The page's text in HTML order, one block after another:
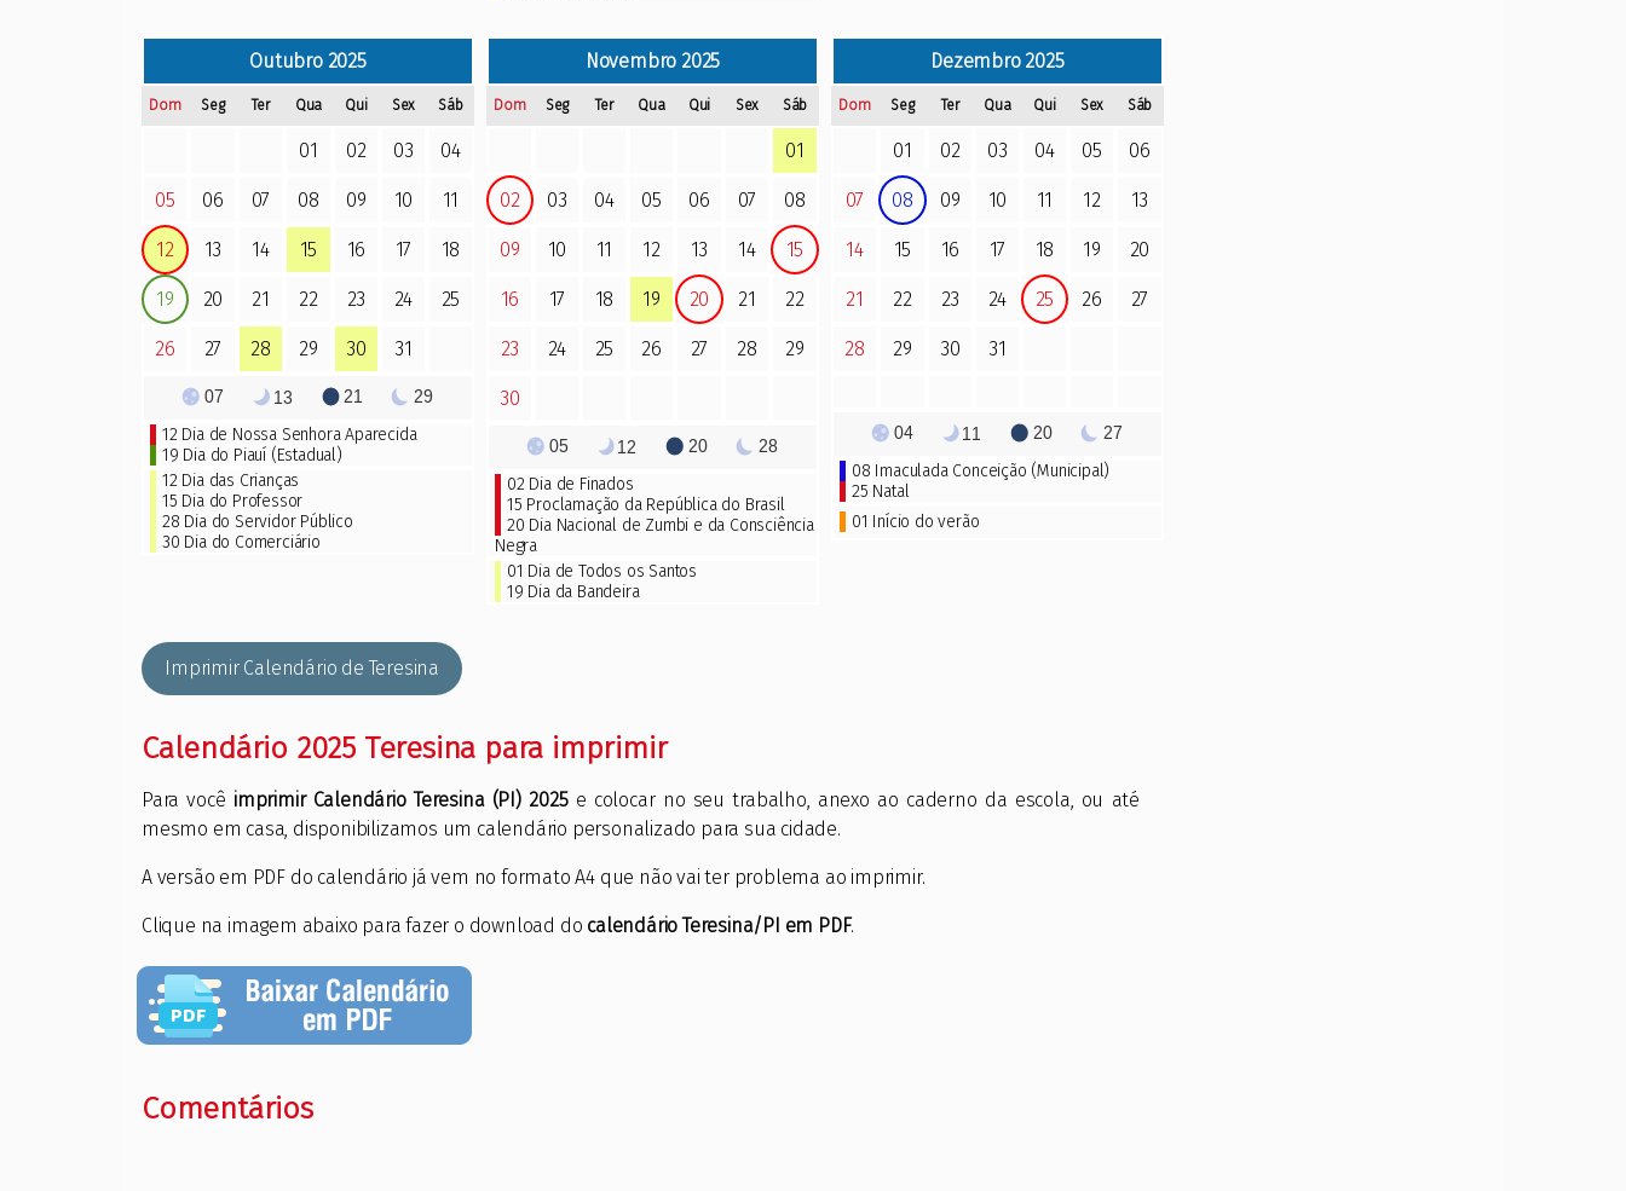
Outubro2025
Dom Seg Ter Qua Qui Sex Sáb
01 02 03 04
05 06 07 08 09 10 11
12 13 14 15 16 17 18
19 20 21 22 23 24 25
26 27 28 29 30 31
07 13 21 29
12 Dia de Nossa Senhora Aparecida
19 Dia do Piauí (Estadual)
12 Dia das Crianças
15 Dia do Professor
28 Dia do Servidor Público
30 Dia do Comerciário
Novembro 2025
Dom Seg Ter Qua Qui Sex Sáb
01
02 03 04 05 06 07 08
09 10 11 12 13 14 15
16 17 18 19 20 21 22
23 24 25 26 27 28 29
30
05 12 20 28
02 Dia de Finados
15 Proclamação da República do Brasil
20 Dia Nacional de Zumbi e da Consciência
Negra
01 Dia de Todos os Santos
19 Dia da Bandeira
Dezembro2025
Dom Seg Ter Qua Qui Sex Sáb
01 02 03 04 05 06
07 08 09 10 11 12 13
14 15 16 17 18 19 20
21 22 23 24 25 26 27
28 29 30 31
04 11 20 27
08 Imaculada Conceição (Municipal)
25 Natal
01 Início do verão
Imprimir Calendário de Teresina
Calendário 2025 Teresina para imprimir
Para você imprimir Calendário Teresina (PI) 2025e colocar no seu trabalho, anexo ao caderno da escola, ou até
mesmo em casa, disponibilizamos um calendário personalizado para sua cidade.
A versão em PDF do calendário já vem no formato A4 que não vai ter problema ao imprimir.
Clique na imagem abaixo para fazer o download do calendário Teresina/PI em PDF.
Comentários